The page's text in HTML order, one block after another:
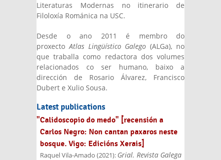
Literaturas Modernas no itinerario de
Filoloxía Románica na USC.
Desde o ano 2011 é membro do
proxectoAtlas Lingüístico Galego (ALGa), no
que traballa como redactora dos volumes
relacionados co ser humano, baixo a
dirección de Rosario Álvarez, Francisco
Dubert e Xulio Sousa.
Latest publications
"Calidoscopio do medo" [recensión a
Carlos Negro: Non cantan paxaros neste
bosque. Vigo: Edicións Xerais]
Raquel Vila-Amado (2021): Grial. Revista Galega